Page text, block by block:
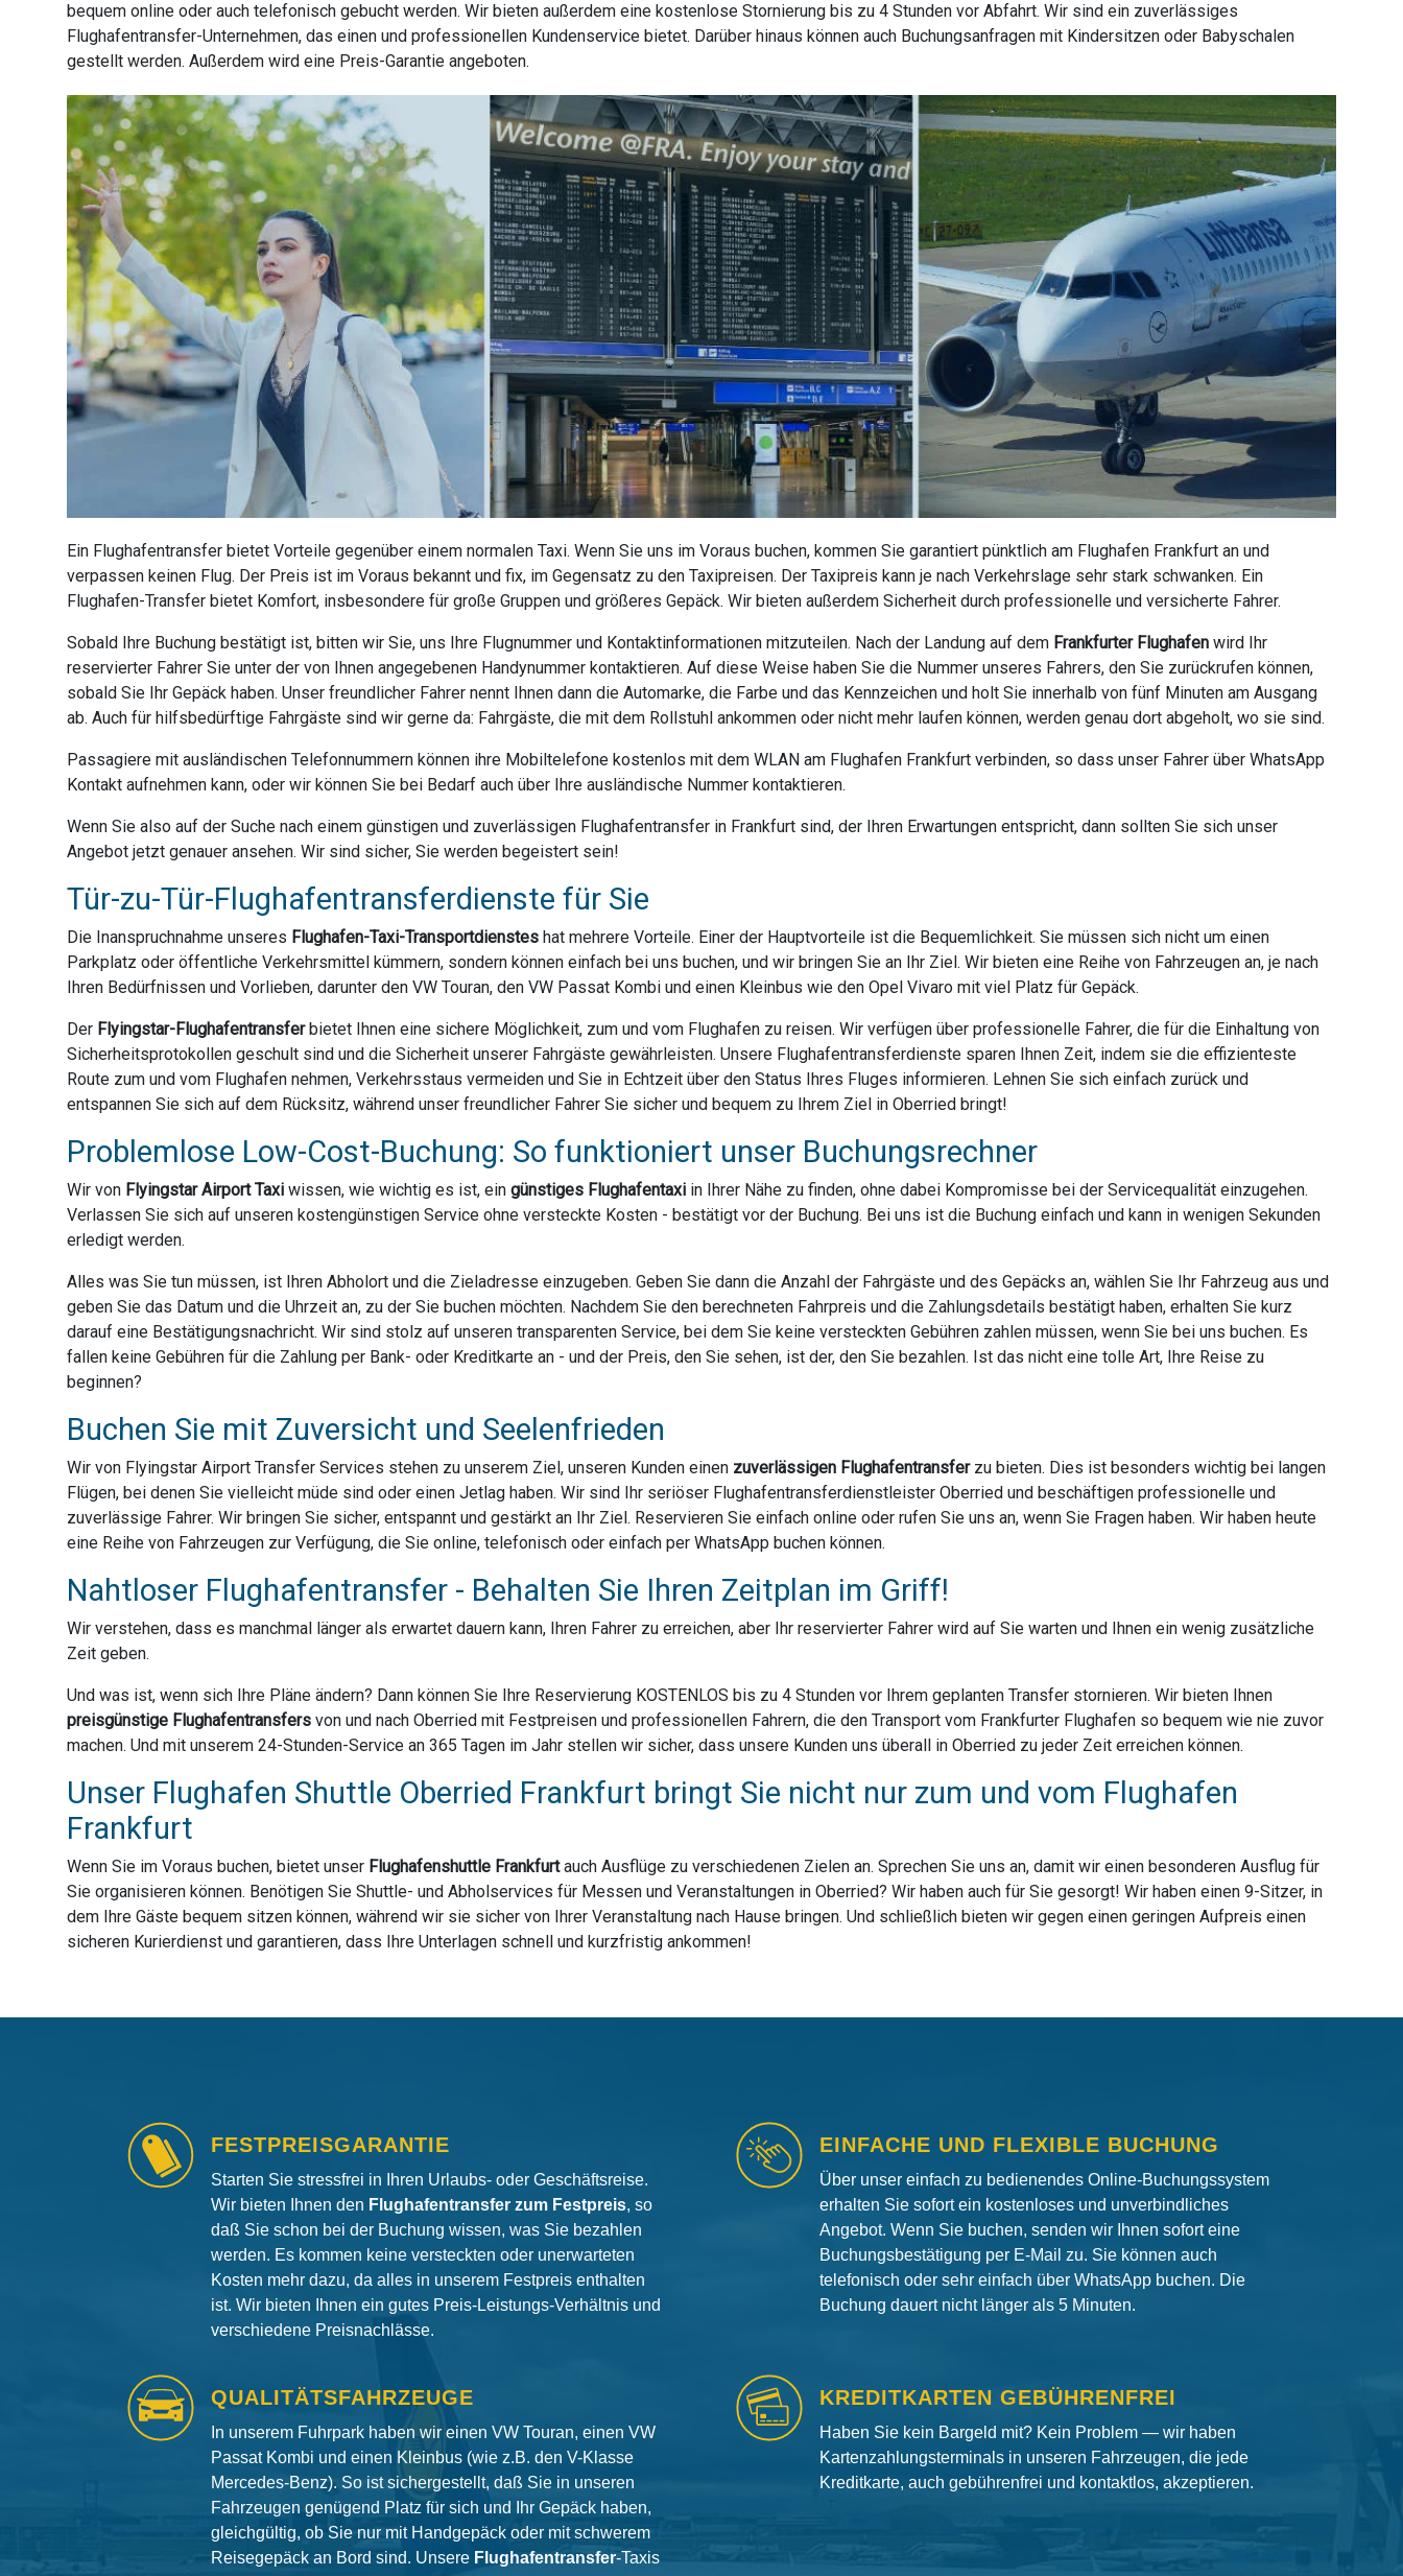
bequem online oder auch telefonisch gebucht werden. Wir bieten außerdem eine kostenlose Stornierung bis zu 4 Stunden vor Abfahrt. Wir sind ein zuverlässiges
Flughafentransfer-Unternehmen, das einen und professionellen Kundenservice bietet. Darüber hinaus können auch Buchungsanfragen mit Kindersitzen oder Babyschalen
gestellt werden. Außerdem wird eine Preis-Garantie angeboten.
Ein Flughafentransfer bietet Vorteile gegenüber einem normalen Taxi. Wenn Sie uns im Voraus buchen, kommen Sie garantiert pünktlich am Flughafen Frankfurt an und
verpassen keinen Flug. Der Preis ist im Voraus bekannt und fix, im Gegensatz zu den Taxipreisen. Der Taxipreis kann je nach Verkehrslage sehr stark schwanken. Ein
Flughafen-Transfer bietet Komfort, insbesondere für große Gruppen und größeres Gepäck. Wir bieten außerdem Sicherheit durch professionelle und versicherte Fahrer.
Sobald Ihre Buchung bestätigt ist, bitten wir Sie, uns Ihre Flugnummer und Kontaktinformationen mitzuteilen. Nach der Landung auf dem Frankfurter Flughafen wird Ihr
reservierter Fahrer Sie unter der von Ihnen angegebenen Handynummer kontaktieren. Auf diese Weise haben Sie die Nummer unseres Fahrers, den Sie zurückrufen können,
sobald Sie Ihr Gepäck haben. Unser freundlicher Fahrer nennt Ihnen dann die Automarke, die Farbe und das Kennzeichen und holt Sie innerhalb von fünf Minuten am Ausgang
ab. Auch für hilfsbedürftige Fahrgäste sind wir gerne da: Fahrgäste, die mit dem Rollstuhl ankommen oder nicht mehr laufen können, werden genau dort abgeholt, wo sie sind.
Passagiere mit ausländischen Telefonnummern können ihre Mobiltelefone kostenlos mit dem WLAN am Flughafen Frankfurt verbinden, so dass unser Fahrer über WhatsApp
Kontakt aufnehmen kann, oder wir können Sie bei Bedarf auch über Ihre ausländische Nummer kontaktieren.
Wenn Sie also auf der Suche nach einem günstigen und zuverlässigen Flughafentransfer in Frankfurt sind, der Ihren Erwartungen entspricht, dann sollten Sie sich unser
Angebot jetzt genauer ansehen. Wir sind sicher, Sie werden begeistert sein!
Tür-zu-Tür-Flughafentransferdienste für Sie
Die Inanspruchnahme unseres Flughafen-Taxi-Transportdienstes hat mehrere Vorteile. Einer der Hauptvorteile ist die Bequemlichkeit. Sie müssen sich nicht um einen
Parkplatz oder öffentliche Verkehrsmittel kümmern, sondern können einfach bei uns buchen, und wir bringen Sie an Ihr Ziel. Wir bieten eine Reihe von Fahrzeugen an, je nach
Ihren Bedürfnissen und Vorlieben, darunter den VW Touran, den VW Passat Kombi und einen Kleinbus wie den Opel Vivaro mit viel Platz für Gepäck.
Der Flyingstar-Flughafentransferbietet Ihnen eine sichere Möglichkeit, zum und vom Flughafen zu reisen. Wir verfügen über professionelle Fahrer, die für die Einhaltung von
Sicherheitsprotokollen geschult sind und die Sicherheit unserer Fahrgäste gewährleisten. Unsere Flughafentransferdienste sparen Ihnen Zeit, indem sie die effizienteste
Route zum und vom Flughafen nehmen, Verkehrsstaus vermeiden und Sie in Echtzeit über den Status Ihres Fluges informieren. Lehnen Sie sich einfach zurück und
entspannen Sie sich auf dem Rücksitz, während unser freundlicher Fahrer Sie sicher und bequem zu Ihrem Ziel in Oberried bringt!
Problemlose Low-Cost-Buchung: So funktioniert unser Buchungsrechner
Wir von Flyingstar Airport Taxi wissen, wie wichtig es ist, ein günstiges Flughafentaxi in Ihrer Nähe zu finden, ohne dabei Kompromisse bei der Servicequalität einzugehen.
Verlassen Sie sich auf unseren kostengünstigen Service ohne versteckte Kosten - bestätigt vor der Buchung. Bei uns ist die Buchung einfach und kann in wenigen Sekunden
erledigt werden.
Alles was Sie tun müssen, ist Ihren Abholort und die Zieladresse einzugeben. Geben Sie dann die Anzahl der Fahrgäste und des Gepäcks an, wählen Sie Ihr Fahrzeug aus und
geben Sie das Datum und die Uhrzeit an, zu der Sie buchen möchten. Nachdem Sie den berechneten Fahrpreis und die Zahlungsdetails bestätigt haben, erhalten Sie kurz
darauf eine Bestätigungsnachricht. Wir sind stolz auf unseren transparenten Service, bei dem Sie keine versteckten Gebühren zahlen müssen, wenn Sie bei uns buchen. Es
fallen keine Gebühren für die Zahlung per Bank- oder Kreditkarte an - und der Preis, den Sie sehen, ist der, den Sie bezahlen. Ist das nicht eine tolle Art, Ihre Reise zu
beginnen?
Buchen Sie mit Zuversicht und Seelenfrieden
Wir von Flyingstar Airport Transfer Services stehen zu unserem Ziel, unseren Kunden einen zuverlässigen Flughafentransferzu bieten. Dies ist besonders wichtig bei langen
Flügen, bei denen Sie vielleicht müde sind oder einen Jetlag haben. Wir sind Ihr seriöser Flughafentransferdienstleister Oberried und beschäftigen professionelle und
zuverlässige Fahrer. Wir bringen Sie sicher, entspannt und gestärkt an Ihr Ziel. Reservieren Sie einfach online oder rufen Sie uns an, wenn Sie Fragen haben. Wir haben heute
eine Reihe von Fahrzeugen zur Verfügung, die Sie online, telefonisch oder einfach per WhatsApp buchen können.
Nahtloser Flughafentransfer - Behalten Sie Ihren Zeitplan im Griff!
Wir verstehen, dass es manchmal länger als erwartet dauern kann, Ihren Fahrer zu erreichen, aber Ihr reservierter Fahrer wird auf Sie warten und Ihnen ein wenig zusätzliche
Zeit geben.
Und was ist, wenn sich Ihre Pläne ändern? Dann können Sie Ihre Reservierung KOSTENLOS bis zu 4 Stunden vor Ihrem geplanten Transfer stornieren. Wir bieten Ihnen
preisgünstige Flughafentransfers von und nach Oberried mit Festpreisen und professionellen Fahrern, die den Transport vom Frankfurter Flughafen so bequem wie nie zuvor
machen. Und mit unserem 24-Stunden-Service an 365 Tagen im Jahr stellen wir sicher, dass unsere Kunden uns überall in Oberried zu jeder Zeit erreichen können.
Unser Flughafen Shuttle Oberried Frankfurt bringt Sie nicht nur zum und vom Flughafen
Frankfurt
Wenn Sie im Voraus buchen, bietet unser Flughafenshuttle Frankfurtauch Ausflüge zu verschiedenen Zielen an. Sprechen Sie uns an, damit wir einen besonderen Ausflug für
Sie organisieren können. Benötigen Sie Shuttle- und Abholservices für Messen und Veranstaltungen in Oberried? Wir haben auch für Sie gesorgt! Wir haben einen 9-Sitzer, in
dem Ihre Gäste bequem sitzen können, während wir sie sicher von Ihrer Veranstaltung nach Hause bringen. Und schließlich bieten wir gegen einen geringen Aufpreis einen
sicheren Kurierdienst und garantieren, dass Ihre Unterlagen schnell und kurzfristig ankommen!
FESTPREISGARANTIE
Starten Sie stressfrei in Ihren Urlaubs- oder Geschäftsreise.
Wir bieten Ihnen den Flughafentransfer zum Festpreis, so
daß Sie schon bei der Buchung wissen, was Sie bezahlen
werden. Es kommen keine versteckten oder unerwarteten
Kosten mehr dazu, da alles in unserem Festpreis enthalten
ist. Wir bieten Ihnen ein gutes Preis-Leistungs-Verhältnis und
verschiedene Preisnachlässe.
EINFACHE UND FLEXIBLE BUCHUNG
Über unser einfach zu bedienendes Online-Buchungssystem
erhalten Sie sofort ein kostenloses und unverbindliches
Angebot. Wenn Sie buchen, senden wir Ihnen sofort eine
Buchungsbestätigung per E-Mail zu. Sie können auch
telefonisch oder sehr einfach über WhatsApp buchen. Die
Buchung dauert nicht länger als 5 Minuten.
QUALITÄTSFAHRZEUGE
In unserem Fuhrpark haben wir einen VW Touran, einen VW
Passat Kombi und einen Kleinbus (wie z.B. den V-Klasse
Mercedes-Benz). So ist sichergestellt, daß Sie in unseren
Fahrzeugen genügend Platz für sich und Ihr Gepäck haben,
gleichgültig, ob Sie nur mit Handgepäck oder mit schwerem
Reisegepäck an Bord sind. Unsere Flughafentransfer-Taxis
KREDITKARTEN GEBÜHRENFREI
Haben Sie kein Bargeld mit? Kein Problem — wir haben
Kartenzahlungsterminals in unseren Fahrzeugen, die jede
Kreditkarte, auch gebührenfrei und kontaktlos, akzeptieren.